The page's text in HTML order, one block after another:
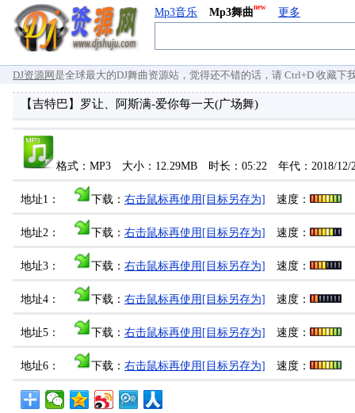
Mp3音乐 Mp3舞曲new 更多
DJ资源网 是全球最大的DJ舞曲资源站，觉得还不错的话，请 Ctrl+D 收藏下
【吉特巴】罗让、阿斯满-爱你每一天(广场舞)
格式：MP3 大小：12.29MB 时长：05:22 年代：2018/
地址1： 下载： 右击鼠标再使用[目标另存为] 速度：
地址2： 下载： 右击鼠标再使用[目标另存为] 速度：
地址3： 下载： 右击鼠标再使用[目标另存为] 速度：
地址4： 下载： 右击鼠标再使用[目标另存为] 速度：
地址5： 下载： 右击鼠标再使用[目标另存为] 速度：
地址6： 下载： 右击鼠标再使用[目标另存为] 速度：